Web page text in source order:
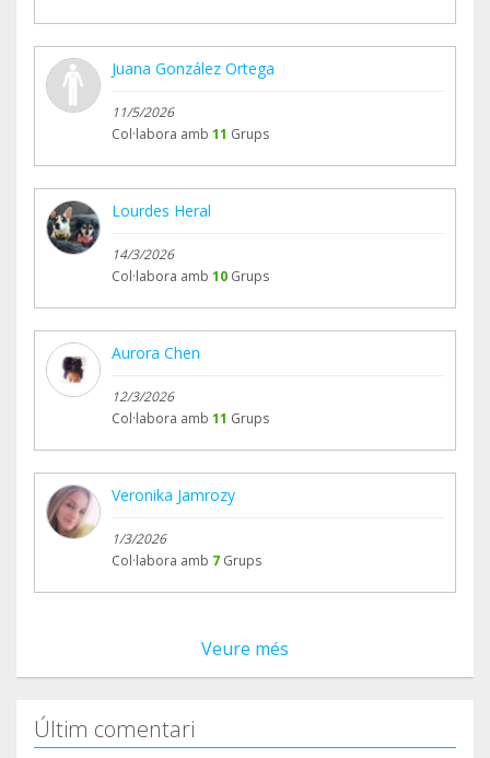
Juana González Ortega
11/5/2026
Col·labora amb 11 Grups
Lourdes Heral
14/3/2026
Col·labora amb 10 Grups
Aurora Chen
12/3/2026
Col·labora amb 11 Grups
Veronika Jamrozy
1/3/2026
Col·labora amb 7 Grups
Veure més
Últim comentari